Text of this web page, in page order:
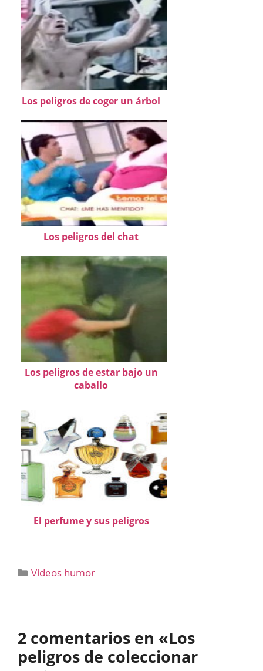
Los peligros de coger un árbol
Los peligros del chat
Los peligros de estar bajo un
caballo
El perfume y sus peligros
Categorías
Vídeos humor
2 comentarios en «Los
peligros de coleccionar